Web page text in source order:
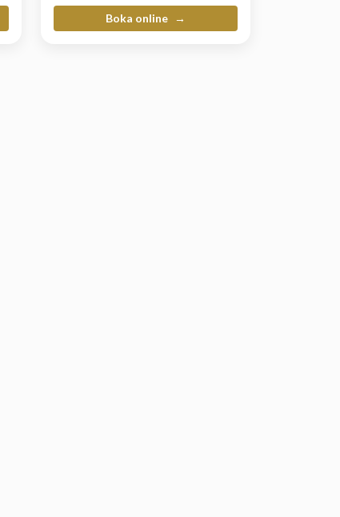
Boka online